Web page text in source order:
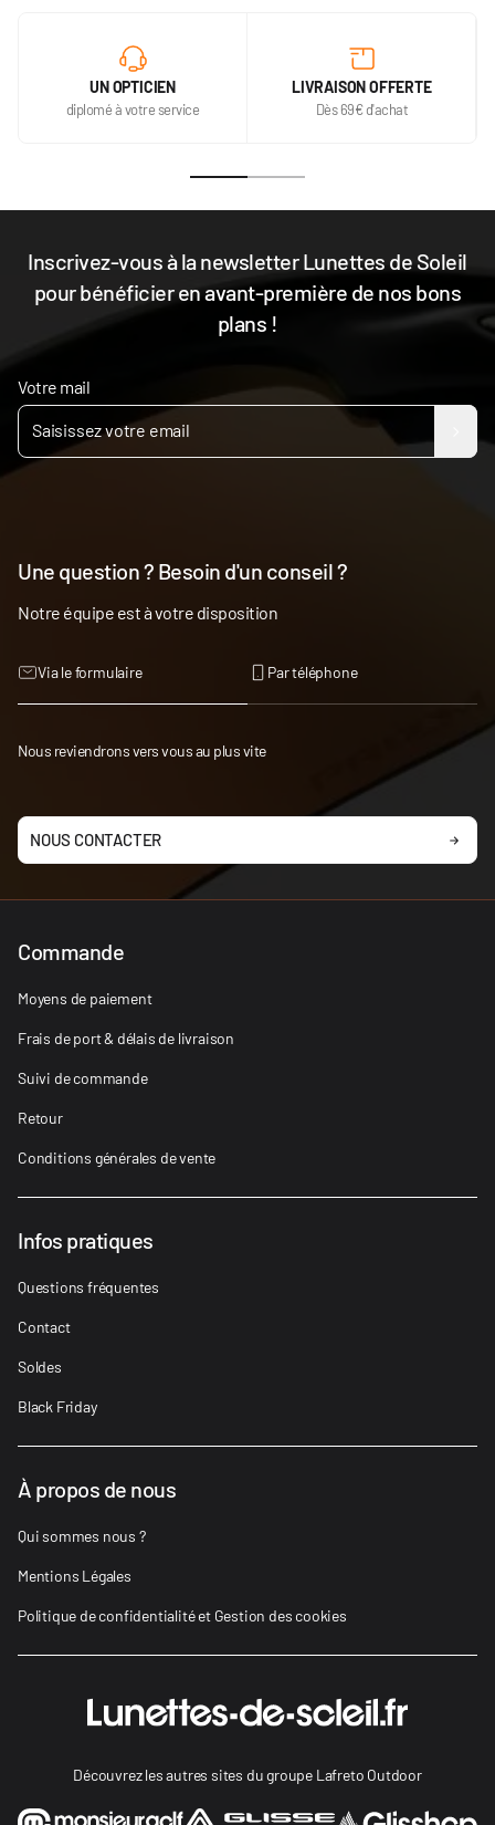
UN OPTICIEN
diplomé à votre service
LIVRAISON OFFERTE
Dès 69€ d'achat
Inscrivez-vous à la newsletter Lunettes de Soleil
pour bénéficier en avant-première de nos bons
plans !
Votre mail
Une question ? Besoin d'un conseil ?
Notre équipe est à votre disposition
Via le formulaire Par téléphone
Nous reviendrons vers vous au plus vite
NOUS CONTACTER
Commande
Moyens de paiement
Frais de port & délais de livraison
Suivi de commande
Retour
Conditions générales de vente
Infos pratiques
Questions fréquentes
Contact
Soldes
Black Friday
À propos de nous
Qui sommes nous ?
Mentions Légales
Politique de confidentialité et Gestion des cookies
Découvrez les autres sites du groupe Lafreto Outdoor